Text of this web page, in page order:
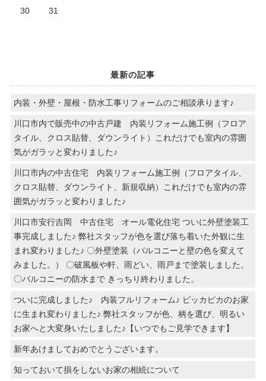
30 31
最新の記事
内装・外壁・屋根・防水工事リフォームのご相談承ります♪
川口市内で販売中の中古戸建 内装リフォーム施工例（フロア
タイル、クロス貼替、ダウンライト）これだけでも室内の雰囲
気がガラッと変わりました♪
川口市内の中古住宅 内装リフォーム施工例（フロアタイル、
クロス貼替、ダウンライト、新規収納）これだけでも室内の雰
囲気がガラッと変わりました♪
川口市安行吉岡 中古住宅 オール電化住宅 ついに外壁塗装工
事完成しました♪ 弊社スタッフが色を選び落ち着いた外観に生
まれ変わりました♪ 〇外壁塗装（バルコニーと壁の色を変えて
みました。） 〇破風板や軒、雨どい、雨戸まで塗装しました。
〇バルコニーの防水まで きっちり終わりました。
ついに完成しました♪ 内装フルリフォーム♪ ピッカピカのお家
に生まれ変わりました♪ 弊社スタッフが色、柄を選び、明るい
お家へと大変身いたしました♪【いつでもご見学できます】
新年あけましておめでとうございます。
知っておいて損をしないお家の相続について